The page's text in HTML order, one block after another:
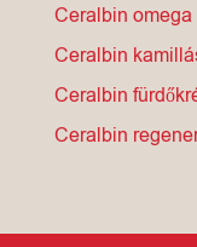
Ceralbin
Ceralbin
Ceralbin
Ceralbin